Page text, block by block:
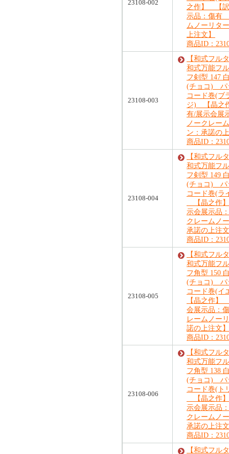
23108-002
之作】 【
示品：傷有
ムノーリタ
上注文】
商品ID：
23108-003
【和式フル
和式万能フ
フ剣型 147
(チョコ) パ
コード巻(ブ
ジ) 【晶之
有/展示会
ノークレー
ン：承諾の
商品ID：
23108-004
【和式フル
和式万能フ
フ剣型 149
(チョコ) パ
コード巻(ラ
【晶之作
示会展示品
クレームノ
承諾の上注
商品ID：
23108-005
【和式フル
和式万能フ
フ角型 150
(チョコ) パ
コード巻(
【晶之作】
会展示品：
レームノー
諾の上注文】
商品ID：
23108-006
【和式フル
和式万能フ
フ角型 138
(チョコ) パ
コード巻(ト
【晶之作
示会展示品
クレームノ
承諾の上注
商品ID：
【和式フル